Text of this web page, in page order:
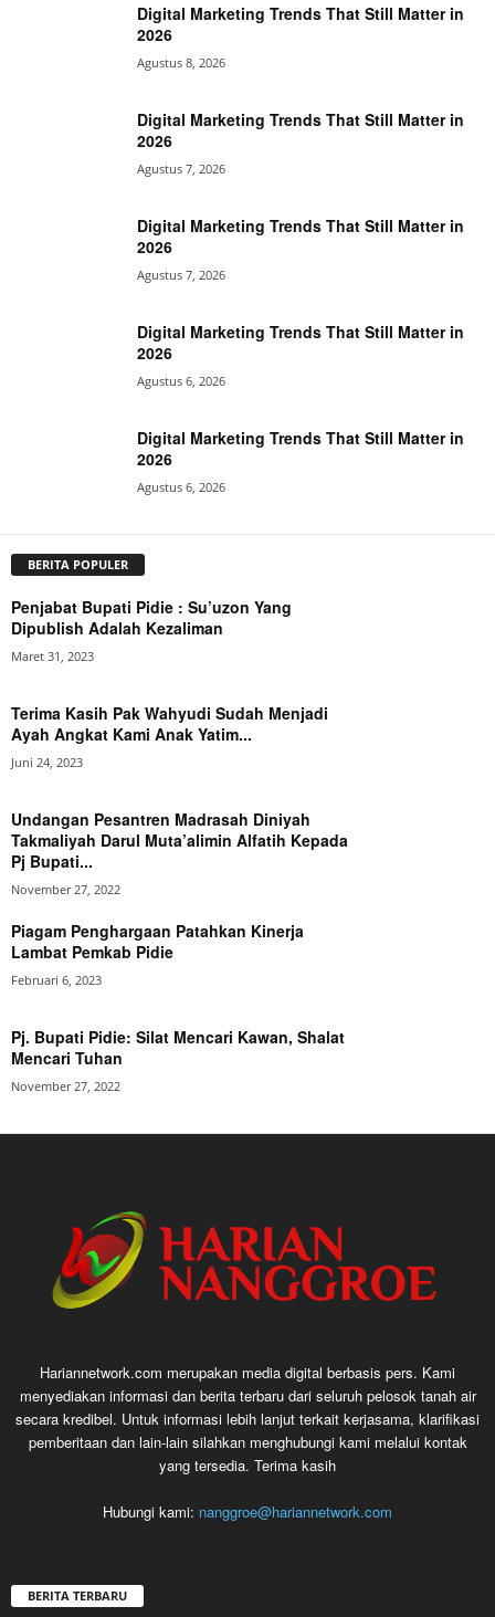
Digital Marketing Trends That Still Matter in
2026
Agustus 8, 2026
Digital Marketing Trends That Still Matter in
2026
Agustus 7, 2026
Digital Marketing Trends That Still Matter in
2026
Agustus 7, 2026
Digital Marketing Trends That Still Matter in
2026
Agustus 6, 2026
Digital Marketing Trends That Still Matter in
2026
Agustus 6, 2026
BERITA POPULER
Penjabat Bupati Pidie : Su’uzon Yang
Dipublish Adalah Kezaliman
Maret 31, 2023
Terima Kasih Pak Wahyudi Sudah Menjadi
Ayah Angkat Kami Anak Yatim...
Juni 24, 2023
Undangan Pesantren Madrasah Diniyah
Takmaliyah Darul Muta’alimin Alfatih Kepada
Pj Bupati...
November 27, 2022
Piagam Penghargaan Patahkan Kinerja
Lambat Pemkab Pidie
Februari 6, 2023
Pj. Bupati Pidie: Silat Mencari Kawan, Shalat
Mencari Tuhan
November 27, 2022
Hariannetwork.com merupakan media digital berbasis pers. Kami
menyediakan informasi dan berita terbaru dari seluruh pelosok tanah air
secara kredibel. Untuk informasi lebih lanjut terkait kerjasama, klarifikasi
pemberitaan dan lain-lain silahkan menghubungi kami melalui kontak
yang tersedia. Terima kasih
Hubungi kami: nanggroe@hariannetwork.com
BERITA TERBARU